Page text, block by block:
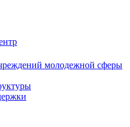
молодежной сферы